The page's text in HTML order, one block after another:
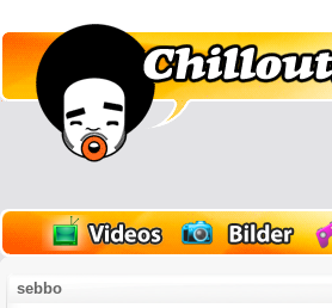
sebbo